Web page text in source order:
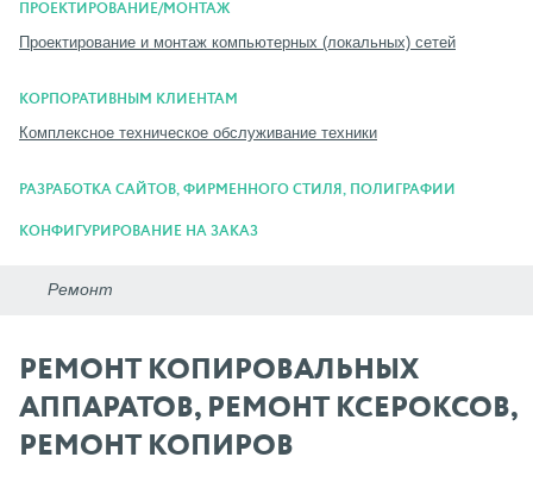
ПРОЕКТИРОВАНИЕ/МОНТАЖ
Проектирование и монтаж компьютерных (локальных) сетей
КОРПОРАТИВНЫМ КЛИЕНТАМ
Комплексное техническое обслуживание техники
РАЗРАБОТКА САЙТОВ, ФИРМЕННОГО СТИЛЯ, ПОЛИГРАФИИ
КОНФИГУРИРОВАНИЕ НА ЗАКАЗ
РЕМОНТ КОПИРОВАЛЬНЫХ
АППАРАТОВ, РЕМОНТ КСЕРОКСОВ,
РЕМОНТ КОПИРОВ